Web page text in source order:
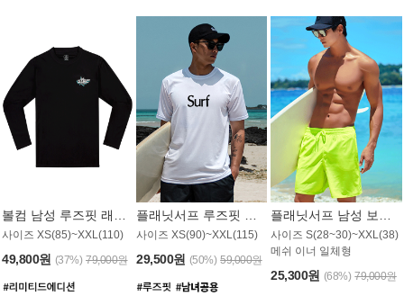
사이즈 XS(85)~XXL(110)
49,800원 (37%) 79,000원
사이즈 XS(90)~XXL(115)
29,500원 (50%) 59,000원
사이즈 S(28~30)~XXL(38)
메쉬 이너 일체형
25,300원 (68%) 79,000원